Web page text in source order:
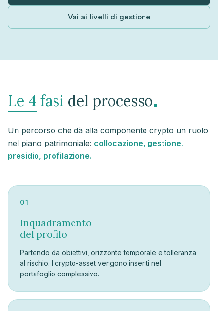
Vai ai livelli di gestione
Le 4 fasi del processo .
Un percorso che dà alla componente crypto un ruolo
nel piano patrimoniale: collocazione, gestione,
presidio, profilazione.
01
Inquadramento
del profilo
Partendo da obiettivi, orizzonte temporale e tolleranza
al rischio. I crypto-asset vengono inseriti nel
portafoglio complessivo.